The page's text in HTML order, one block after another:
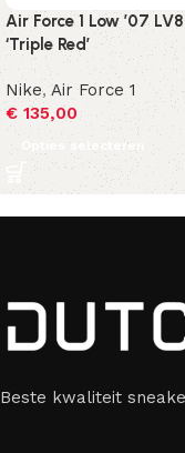
Air Force 1 Low ’07 LV8
‘Triple Red’
Nike,Air Force 1
€135,00
Opties selecteren
Beste kwaliteit